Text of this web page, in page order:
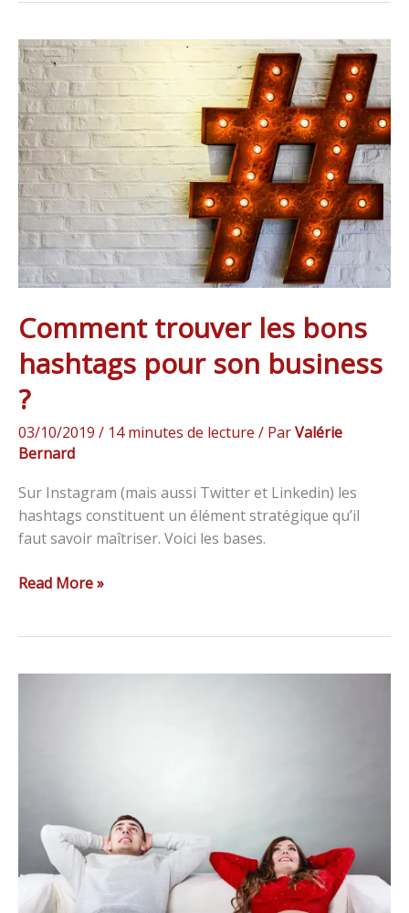
Comment trouver les bons
hashtags pour son business
?
03/10/2019 / 14 minutes de lecture / ParValérie
Bernard
Sur Instagram (mais aussi Twitter et Linkedin) les
hashtags constituent un élément stratégique qu’il
faut savoir maîtriser. Voici les bases.
Comment
trouver
les
bons
hashtags
pour
son
business
?
Read More »
Découvrez
Sésame